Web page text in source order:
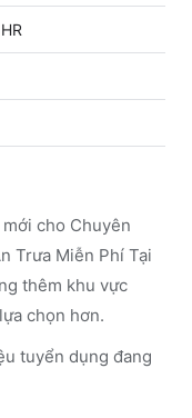
cho Chuyên
Trưa Miễn Phí Tại
thêm khu vực
chọn hơn.
tuyển dụng đang